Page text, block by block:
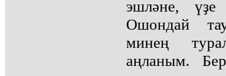
эшләне,
Ошондай
минең
аңланым.